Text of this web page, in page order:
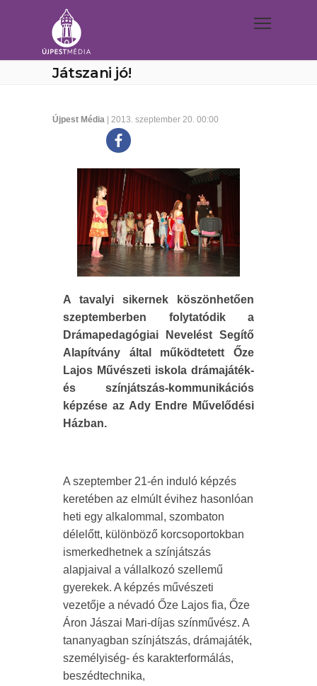
Játszani jó!
Újpest Média | 2013. szeptember 20. 00:00
A tavalyi sikernek köszönhetően
szeptemberben folytatódik a
Drámapedagógiai Nevelést Segítő
Alapítvány által működtetett Őze
Lajos Művészeti iskola drámajáték-
és színjátszás-kommunikációs
képzése az Ady Endre Művelődési
Házban.
A szeptember 21-én induló képzés
keretében az elmúlt évihez hasonlóan
heti egy alkalommal, szombaton
délelőtt, különböző korcsoportokban
ismerkedhetnek a színjátszás
alapjaival a vállalkozó szellemű
gyerekek. A képzés művészeti
vezetője a névadó Őze Lajos fia, Őze
Áron Jászai Mari-díjas színművész. A
tananyagban színjátszás, drámajáték,
személyiség- és karakterformálás,
beszédtechnika,